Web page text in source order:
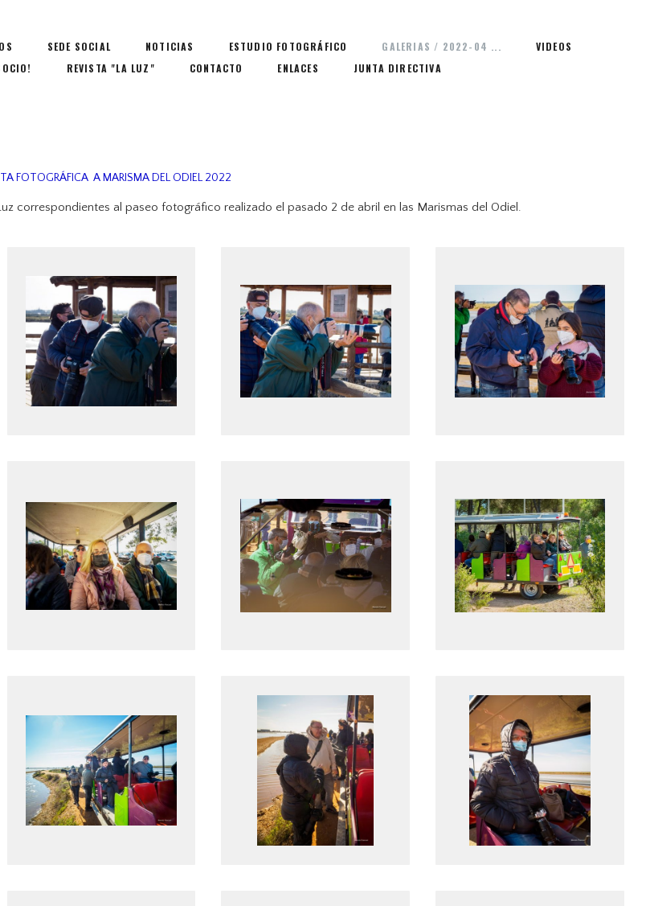
SEDE SOCIAL NOTICIAS ESTUDIO FOTOGRÁFICO GALERIAS / 2022-04 ...
VIDEOS
REVISTA "LA LUZ" CONTACTO ENLACES JUNTA DIRECTIVA
FOTOGRÁFICA A MARISMA DEL ODIEL 2022
correspondientes al paseo fotográfico realizado el pasado 2 de abril en las Marismas del Odiel.